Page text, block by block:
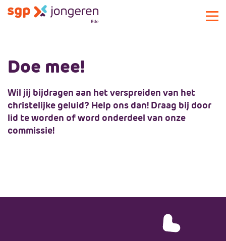
Activiteiten
Bestuur
Meedoen
Meedoen
Landelijke SGPJ
Doe mee!
Wil jij bijdragen aan het verspreiden van het
christelijke geluid? Help ons dan! Draag bij door
lid te worden of word onderdeel van onze
commissie!